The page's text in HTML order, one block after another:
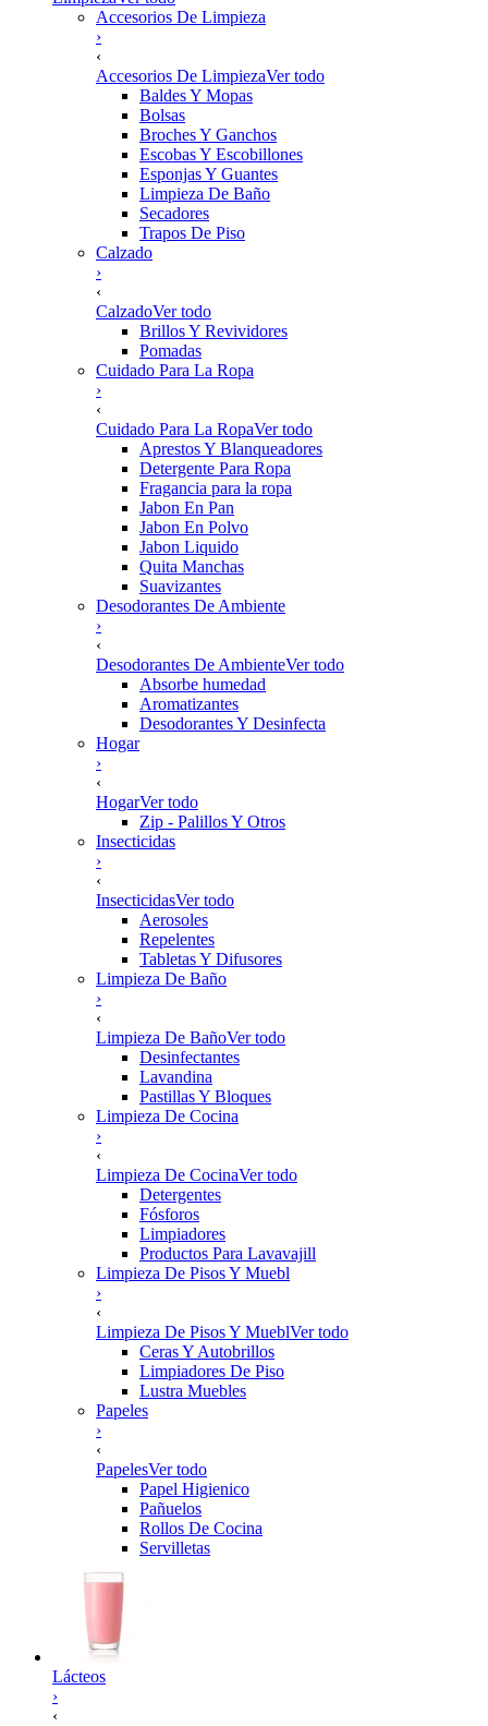
Accesorios De Limpieza
›
‹
Accesorios De LimpiezaVer todo
Baldes Y Mopas
Bolsas
Broches Y Ganchos
Escobas Y Escobillones
Esponjas Y Guantes
Limpieza De Baño
Secadores
Trapos De Piso
Calzado
›
‹
CalzadoVer todo
Brillos Y Revividores
Pomadas
Cuidado Para La Ropa
›
‹
Cuidado Para La RopaVer todo
Aprestos Y Blanqueadores
Detergente Para Ropa
Fragancia para la ropa
Jabon En Pan
Jabon En Polvo
Jabon Liquido
Quita Manchas
Suavizantes
Desodorantes De Ambiente
›
‹
Desodorantes De AmbienteVer todo
Absorbe humedad
Aromatizantes
Desodorantes Y Desinfecta
Hogar
›
‹
HogarVer todo
Zip - Palillos Y Otros
Insecticidas
›
‹
InsecticidasVer todo
Aerosoles
Repelentes
Tabletas Y Difusores
Limpieza De Baño
›
‹
Limpieza De BañoVer todo
Desinfectantes
Lavandina
Pastillas Y Bloques
Limpieza De Cocina
›
‹
Limpieza De CocinaVer todo
Detergentes
Fósforos
Limpiadores
Productos Para Lavavajill
Limpieza De Pisos Y Muebl
›
‹
Limpieza De Pisos Y MueblVer todo
Ceras Y Autobrillos
Limpiadores De Piso
Lustra Muebles
Papeles
›
‹
PapelesVer todo
Papel Higienico
Pañuelos
Rollos De Cocina
Servilletas
Lácteos
›
‹